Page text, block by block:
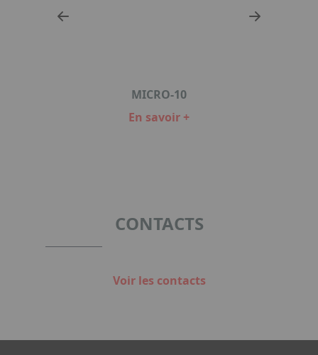
MICRO-10
En savoir +
CONTACTS
Voir les contacts